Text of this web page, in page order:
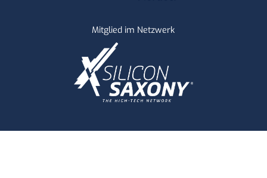
Mitglied im Netzwerk